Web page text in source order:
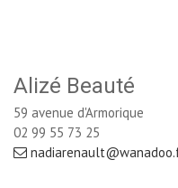
Alizé Beauté
59 avenue d'Armorique
02 99 55 73 25